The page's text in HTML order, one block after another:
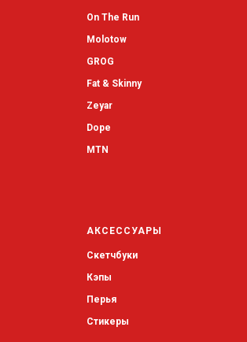
On The Run
Molotow
GROG
Fat & Skinny
Zeyar
Dope
MTN
АКСЕССУАРЫ
Скетчбуки
Кэпы
Перья
Стикеры